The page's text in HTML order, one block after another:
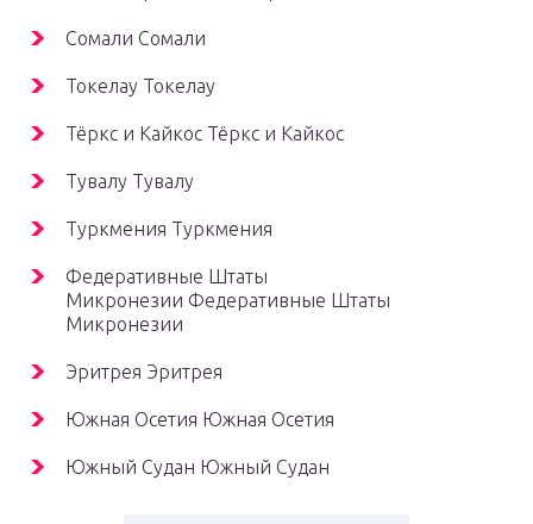
Сомали Сомали
Токелау Токелау
Тёркс и Кайкос Тёркс и Кайкос
Тувалу Тувалу
Туркмения Туркмения
Федеративные Штаты
Микронезии Федеративные Штаты
Микронезии
Эритрея Эритрея
Южная Осетия Южная Осетия
Южный Судан Южный Судан